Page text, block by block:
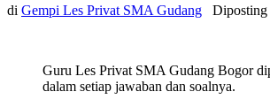
di Gempi Les Privat SMA Gudang Diposting
Guru Les Privat SMA Gudang Bogor
dalam setiap jawaban dan soalnya.